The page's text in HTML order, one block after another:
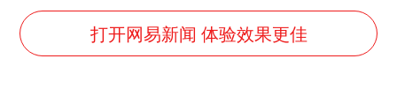
打开网易新闻 体验效果更佳